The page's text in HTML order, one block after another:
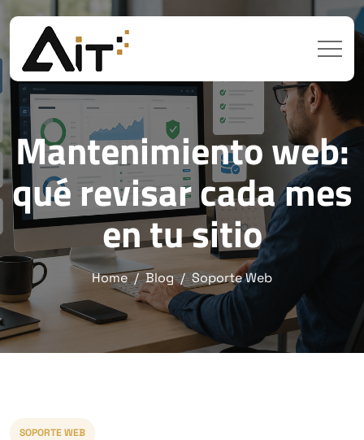
Mantenimiento web:
qué revisar cada mes
en tu sitio
Home Blog Soporte Web
SOPORTE WEB